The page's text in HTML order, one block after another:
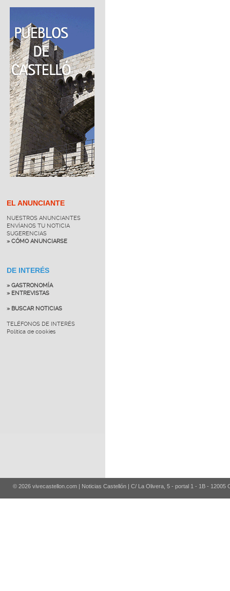
EL ANUNCIANTE
NUESTROS ANUNCIANTES
ENVÍANOS TU NOTICIA
SUGERENCIAS
» CÓMO ANUNCIARSE
DE INTERÉS
» GASTRONOMÍA
» ENTREVISTAS
» BUSCAR NOTICIAS
TELÉFONOS DE INTERÉS
Política de cookies
© 2026 vivecastellon.com | Noticias Castellón | C/ La Olivera, 5 - portal 1 - 1B - 12005